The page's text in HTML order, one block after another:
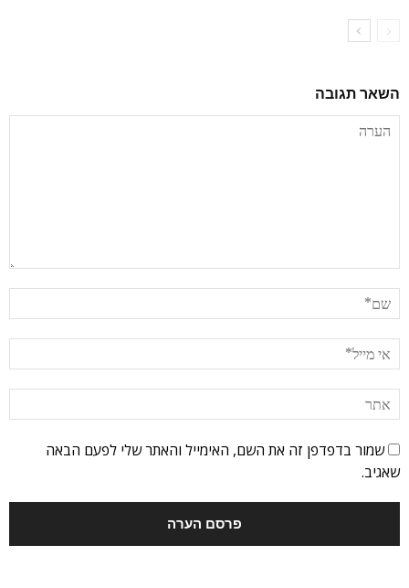
השאר תגובה
שמור בדפדפן זה את השם, האימייל והאתר שלי לפעם הבאה
שאגיב.